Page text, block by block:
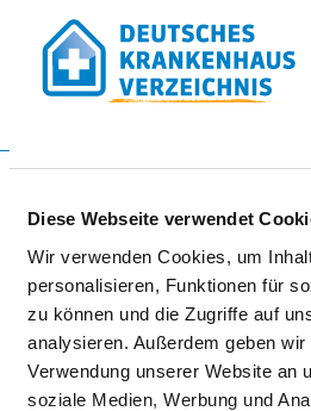
Diese Webseite verwendet
Wir verwenden Cookies, um
personalisieren, Funktionen für
zu können und die Zugriffe auf
analysieren. Außerdem geben
Verwendung unserer Website an
soziale Medien, Werbung und
Zur Krankenhaus-Startseite
ASKLEPIOS